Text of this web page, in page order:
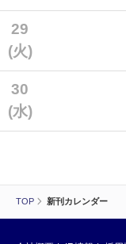
TOP 新刊カレンダー
29
(火)
30
(水)